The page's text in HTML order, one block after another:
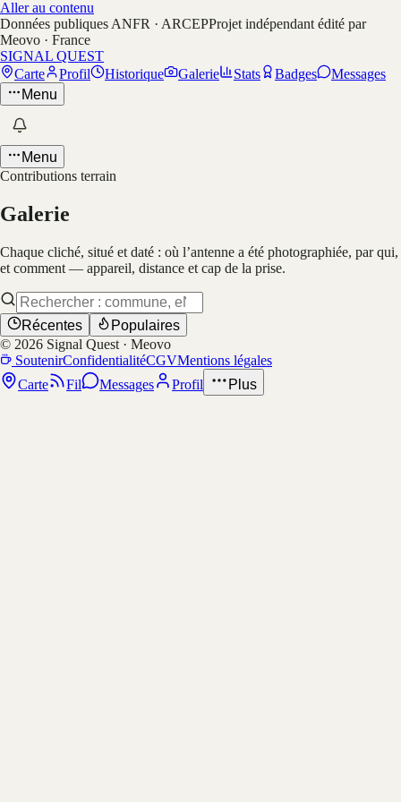
Aller au contenu
Données publiques ANFR · ARCEPProjet indépendant édité par
Meovo · France
SIGNAL QUEST
Carte
Profil Historique Galerie Stats Badges
Messages
Menu
Menu
Contributions terrain
Galerie
Chaque cliché, situé et daté : où l’antenne a été photographiée, par qui,
et comment — appareil, distance et cap de la prise.
Récentes
Populaires
© 2026 Signal Quest · Meovo
SoutenirConfidentialitéCGVMentions légales
Carte
Fil Messages Profil Plus